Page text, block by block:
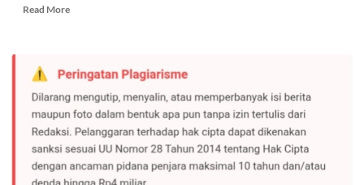
Read MoreRead
Bulagi
Penerapan
BLUD
Diharapkan
Bisa
Membawa
Kemajuan